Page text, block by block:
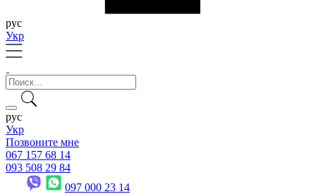
рус
Укр
рус
Укр
Позвоните мне
067 157 68 14
093 508 29 84
097 000 23 14